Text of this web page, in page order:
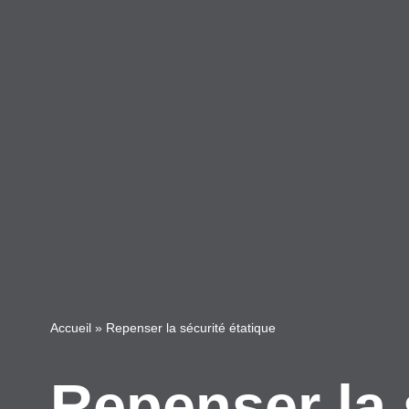
Accueil » Repenser la sécurité étatique